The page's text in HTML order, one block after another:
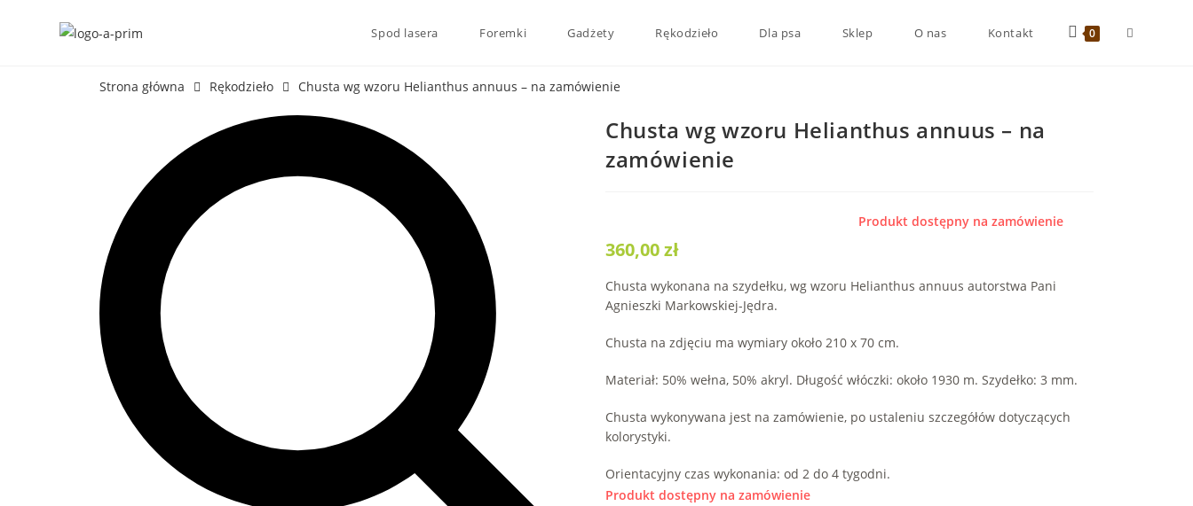
Spod lasera Foremki Gadżety Rękodzieło Dla psa Sklep O nas Kontakt 0
Strona główna Rękodzieło Chusta wg wzoru Helianthus annuus – na zamówienie
Chusta wg wzoru Helianthus annuus – na
zamówienie
Produkt dostępny na zamówienie
360,00zł
Chusta wykonana na szydełku, wg wzoru Helianthus annuus autorstwa Pani
Agnieszki Markowskiej-Jędra.
Chusta na zdjęciu ma wymiary około 210 x 70 cm.
Materiał: 50% wełna, 50% akryl. Długość włóczki: około 1930 m. Szydełko: 3 mm.
Chusta wykonywana jest na zamówienie, po ustaleniu szczegółów dotyczących
kolorystyki.
Orientacyjny czas wykonania: od 2 do 4 tygodni.
Produkt dostępny na zamówienie